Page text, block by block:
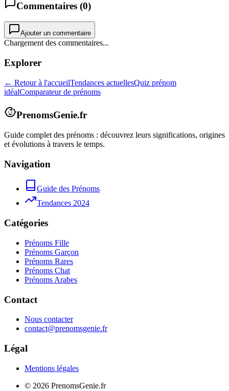
Commentaires (0)
Ajouter un commentaire
Chargement des commentaires...
Explorer
← Retour à l'accueilTendances actuellesQuiz prénom
idéalComparateur de prénoms
PrenomsGenie.fr
Guide complet des prénoms : découvrez leurs significations, origines
et évolutions à travers le temps.
Navigation
Guide des Prénoms
Tendances 2024
Catégories
Prénoms Fille
Prénoms Garçon
Prénoms Rares
Prénoms Chat
Prénoms Arabes
Contact
Nous contacter
contact@prenomsgenie.fr
Légal
Mentions légales
© 2026 PrenomsGenie.fr